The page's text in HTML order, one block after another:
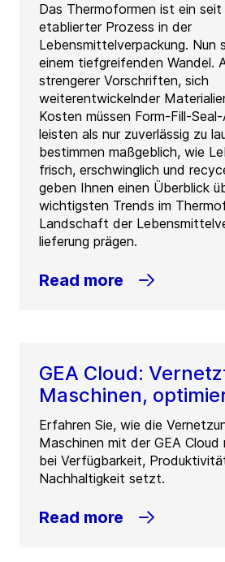
Das Thermoformen ist ein seit
etablierter Prozess in der
Lebensmittelverpackung. Nun
einem tiefgreifenden Wandel.
strengerer Vorschriften, sich
weiterentwickelnder
Kosten müssen Form-Fill-
leisten als nur zuverlässig zu
bestimmen maßgeblich, wie
frisch, erschwinglich und
geben Ihnen einen Überblick
wichtigsten Trends im
Landschaft der
lieferung prägen.
Read more
GEA Cloud:
Maschinen,
Erfahren Sie, wie die
Maschinen mit der GEA
bei Verfügbarkeit,
Nachhaltigkeit setzt.
Read more